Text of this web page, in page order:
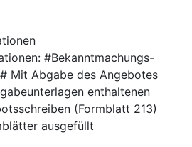
: #Bekanntmachungs-
Mit Abgabe des Angebotes
enthaltenen
(Formblatt 213)
ausgefüllt